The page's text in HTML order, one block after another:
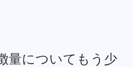
量についてもう少